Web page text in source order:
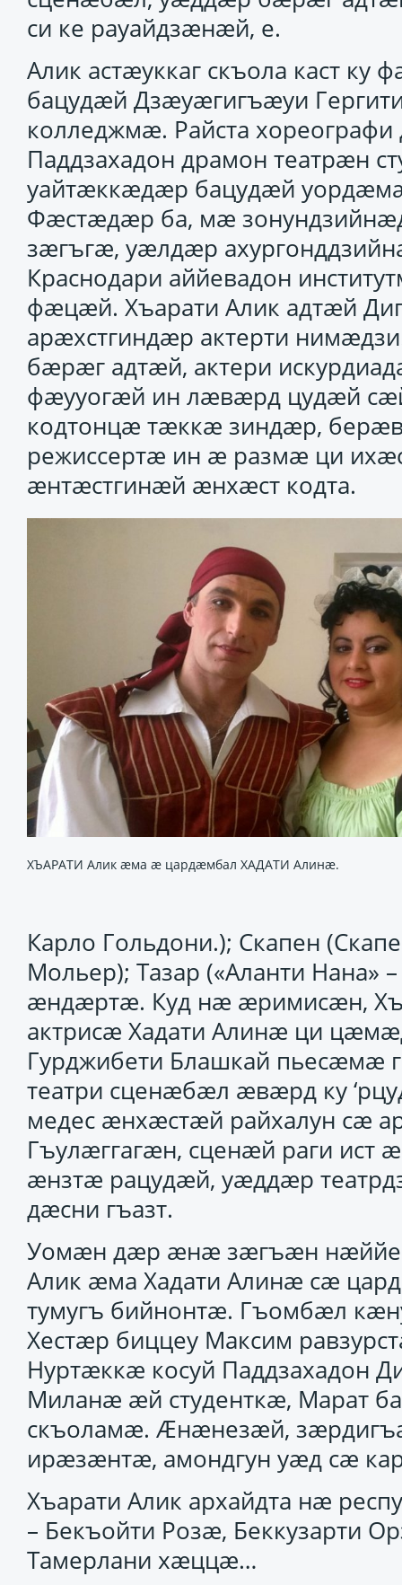
си ке рауайдзӕнӕй, е.
Алик астӕуккаг скъола каст
бацудӕй Дзӕуӕгигъӕуи
колледжмӕ. Райста
Паддзахадон драмон театрӕн
уайтӕккӕдӕр бацудӕй
Фӕстӕдӕр ба, мӕ
зӕгъгӕ, уӕлдӕр
Краснодари аййевадон
фӕцӕй. Хъарати Алик адтӕй
арӕхстгиндӕр актерти
бӕрӕг адтӕй, актери
фӕууогӕй ин лӕвӕрд цудӕй
кодтонцӕ тӕккӕ зиндӕр,
режиссертӕ ин ӕ размӕ ци
ӕнтӕстгинӕй ӕнхӕст кодта.
ХЪАРАТИ Алик æма æ цардæмбал ХАДАТИ Алинæ.
Карло Гольдони.); Скапен
Мольер); Тазар («Аланти
ӕндӕртӕ. Куд нӕ ӕримисӕн,
актрисӕ Хадати Алинӕ ци
Гурджибети Блашкай пьесӕмӕ
театри сценӕбӕл ӕвӕрд ку
медес ӕнхӕстӕй райхалун сӕ
Гъулӕггагӕн, сценӕй раги
ӕнзтӕ рацудӕй, уӕддӕр
дӕсни гъазт.
Уомӕн дӕр ӕнӕ зӕгъӕн
Алик ӕма Хадати Алинӕ сӕ
тумугъ бийнонтӕ. Гъомбӕл
Хестӕр биццеу Максим
Нуртӕккӕ косуй Паддзахадон
Миланӕ ӕй студенткӕ, Марат
скъоламӕ. Ӕнӕнезӕй,
ирӕзӕнтӕ, амондгун уӕд сӕ
Хъарати Алик архайдта нӕ
– Бекъойти Розӕ, Беккузарти
Тамерлани хӕццӕ…